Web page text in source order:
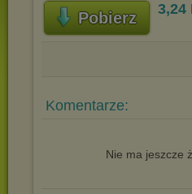
Pobierz 3,24
Komentarze:
Nie ma jeszcze